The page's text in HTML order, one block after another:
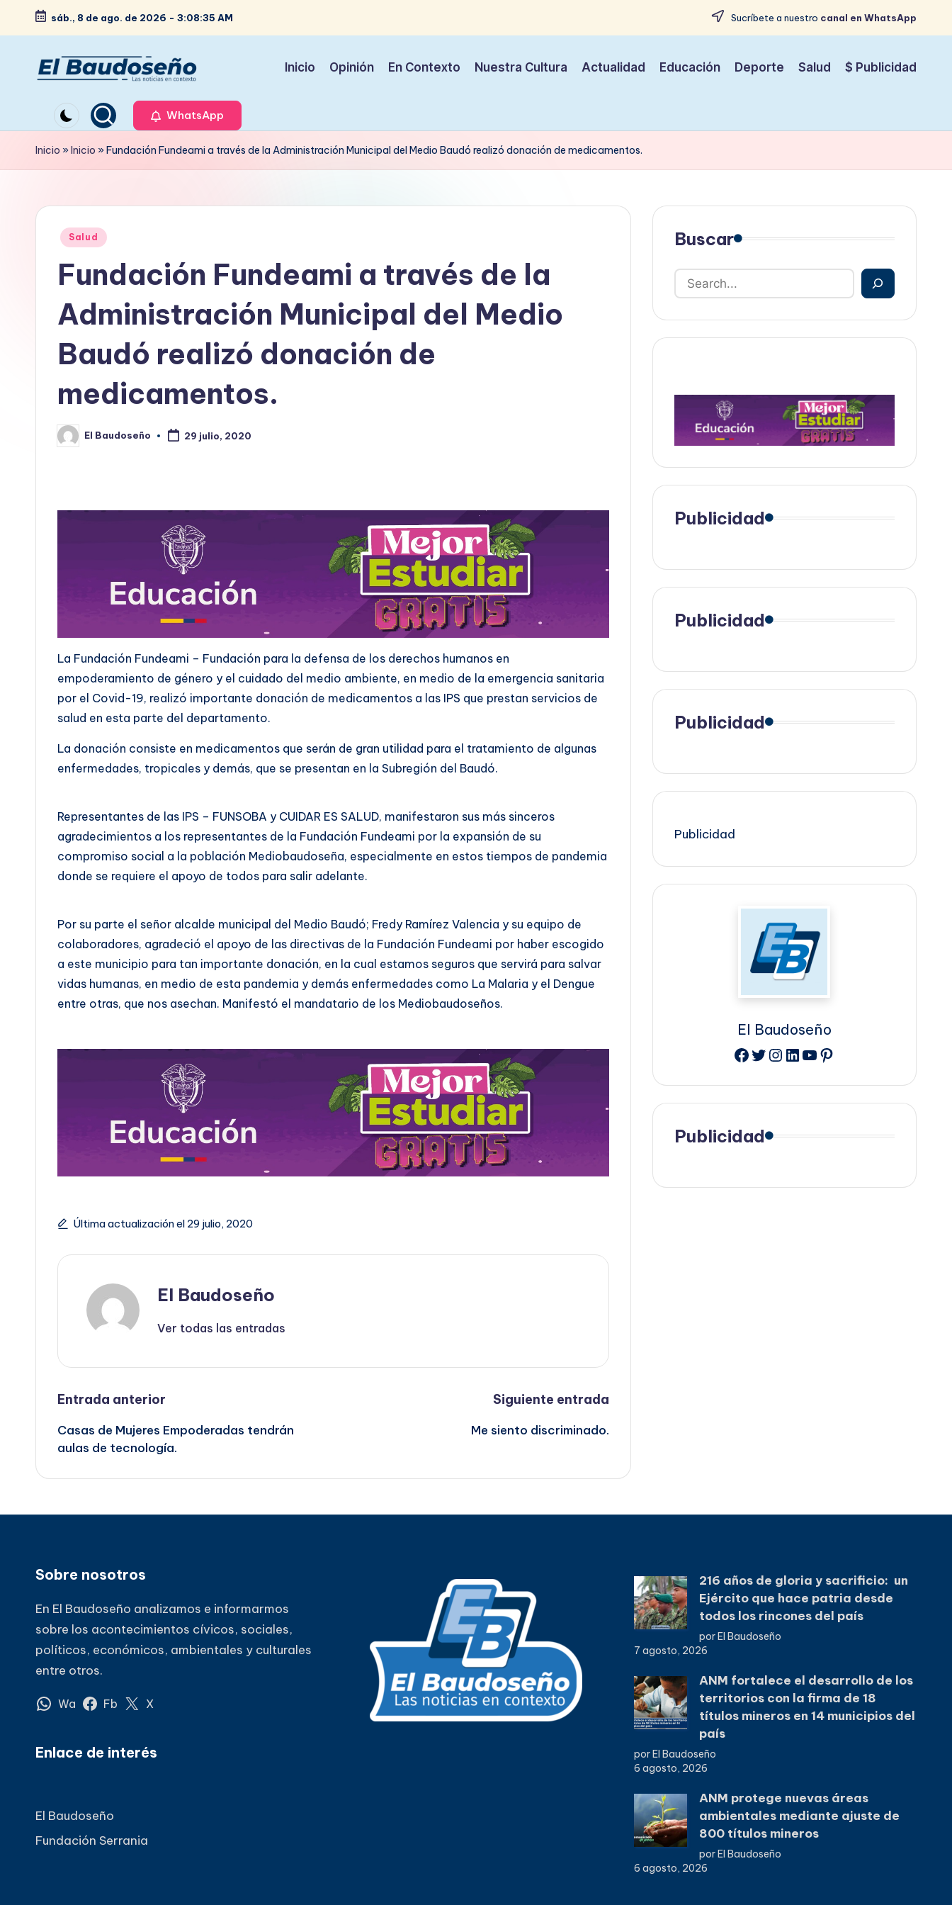
Saltar
contenido
sáb., 8 de ago. de 2026 - 3:08:36 AM Sucríbete a nuestro canal en WhatsApp
e
ri
d
noticias
en
contexto
Inicio Opinión En Contexto Nuestra Cultura Actualidad Educación Deporte Salud $ Publicidad
WhatsApp
Inicio »Inicio »Fundación Fundeami a través de la Administración Municipal del Medio Baudó realizó donación de medicamentos.
Publicado
Salud
Fundación Fundeami a través de la
Administración Municipal del Medio
Baudó realizó donación de
medicamentos.
Publicado
por
El Baudoseño 29 julio, 2020
La Fundación Fundeami – Fundación para la defensa de los derechos humanos en
empoderamiento de género y el cuidado del medio ambiente, en medio de la emergencia sanitaria
por el Covid-19, realizó importante donación de medicamentos a las IPS que prestan servicios de
salud en esta parte del departamento.
La donación consiste en medicamentos que serán de gran utilidad para el tratamiento de algunas
enfermedades, tropicales y demás, que se presentan en la Subregión del Baudó.
Representantes de las IPS – FUNSOBA y CUIDAR ES SALUD, manifestaron sus más sinceros
agradecimientos a los representantes de la Fundación Fundeami por la expansión de su
compromiso social a la población Mediobaudoseña, especialmente en estos tiempos de pandemia
donde se requiere el apoyo de todos para salir adelante.
Por su parte el señor alcalde municipal del Medio Baudó; Fredy Ramírez Valencia y su equipo de
colaboradores, agradeció el apoyo de las directivas de la Fundación Fundeami por haber escogido
a este municipio para tan importante donación, en la cual estamos seguros que servirá para salvar
vidas humanas, en medio de esta pandemia y demás enfermedades como La Malaria y el Dengue
entre otras, que nos asechan. Manifestó el mandatario de los Mediobaudoseños.
Última actualización el 29 julio, 2020
El Baudoseño
Ver todas las entradas
Navegación
de
entradas
Entrada anterior
Casas de Mujeres Empoderadas tendrán
aulas de tecnología.
Siguiente entrada
Me siento discriminado.
Buscar
Publicidad
Publicidad
Publicidad
Publicidad
El Baudoseño
Facebook
Twitter
Instagram
LinkedIn
YouTube
Pinterest
Publicidad
Sobre nosotros
En El Baudoseño analizamos e informarmos
sobre los acontecimientos cívicos, sociales,
políticos, económicos, ambientales y culturales
entre otros.
Wa Fb X
Enlace de interés
El Baudoseño
Fundación Serrania
216 años de gloria y sacrificio: un
Ejército que hace patria desde
todos los rincones del país
por El Baudoseño
7 agosto, 2026
ANM fortalece el desarrollo de los
territorios con la firma de 18
títulos mineros en 14 municipios del
país
por El Baudoseño
6 agosto, 2026
ANM protege nuevas áreas
ambientales mediante ajuste de
800 títulos mineros
por El Baudoseño
6 agosto, 2026